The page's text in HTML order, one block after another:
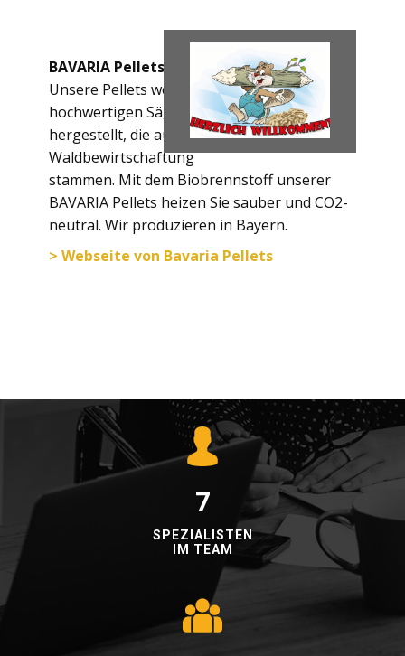
BAVARIA Pellets
Unsere Pellets werden aus qualitativ
hochwertigen Säge-Nebenprodukten
hergestellt, die aus heimischer nachhaltiger
Waldbewirtschaftung
stammen. Mit dem Biobrennstoff unserer
BAVARIA Pellets heizen Sie sauber und CO2-
neutral. Wir produzieren in Bayern.
> Webseite von Bavaria Pellets
7
SPEZIALISTEN
IM TEAM